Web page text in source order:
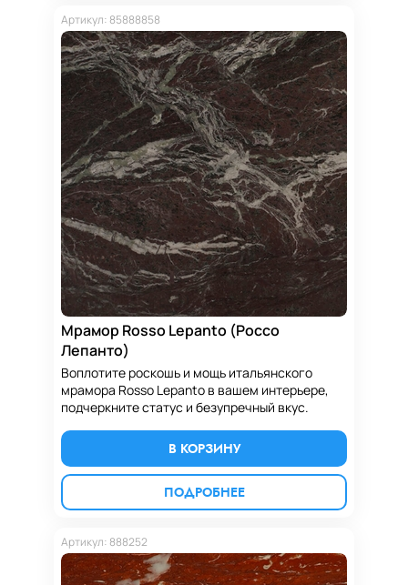
Артикул: 85888858
Мрамор Rosso Lepanto (Россо
Лепанто)
Воплотите роскошь и мощь итальянского
мрамора Rosso Lepanto в вашем интерьере,
подчеркните статус и безупречный вкус.
В КОРЗИНУ
ПОДРОБНЕЕ
Артикул: 888252